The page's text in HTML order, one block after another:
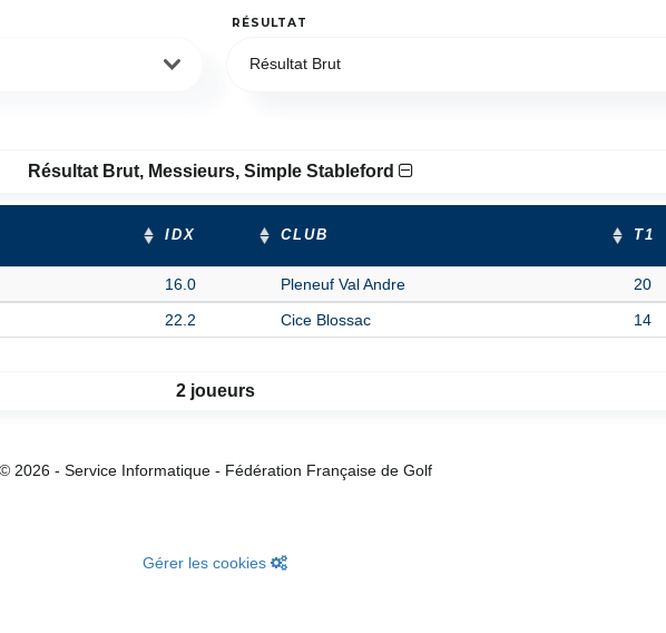
RÉSULTAT
Résultat Brut
Résultat Brut, Messieurs, Simple Stableford
IDX CLUB T1
16.0 Pleneuf Val Andre 20
22.2 Cice Blossac 14
2 joueurs
© 2026 - Service Informatique - Fédération Française de Golf
Gérer les cookies